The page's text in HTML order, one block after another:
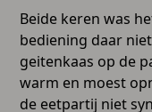
Beide keren was
bediening daar
geitenkaas op de
warm en moest
de eetpartij niet